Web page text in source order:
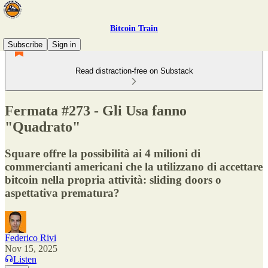
Bitcoin Train
Subscribe
Sign in
Read distraction-free on Substack
Fermata #273 - Gli Usa fanno
"Quadrato"
Square offre la possibilità ai 4 milioni di
commercianti americani che la utilizzano di accettare
bitcoin nella propria attività: sliding doors o
aspettativa prematura?
Federico Rivi
Nov 15, 2025
Listen